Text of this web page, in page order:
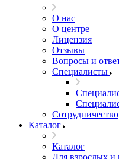
О нас
О центре
Лицензия
Отзывы
Вопросы и
Специалисты
Сотрудничество
Каталог
Каталог
Для взрослых